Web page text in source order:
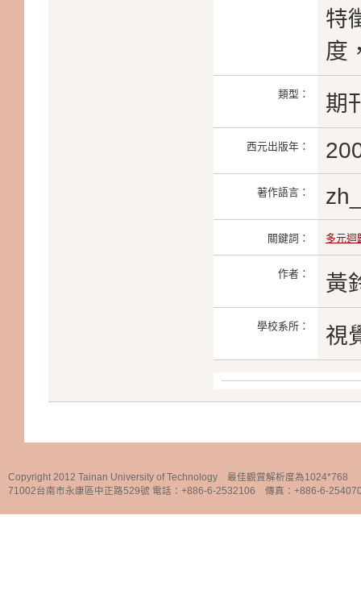
特
度
類型： 期
西元出版年：
著作語言：
關鍵詞： 多元迴
作者： 黃
學校系所： 視
Copyright 2012 Tainan University of Technology 最佳觀賞解析度為1024*768
71002台南市永康區中正路529號 電話：+886-6-2532106 傳真：+886-6-